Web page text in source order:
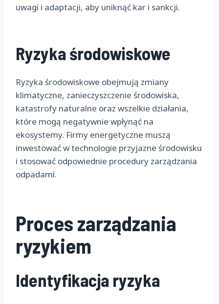
uwagi i adaptacji, aby uniknąć kar i sankcji.
Ryzyka środowiskowe
Ryzyka środowiskowe obejmują zmiany
klimatyczne, zanieczyszczenie środowiska,
katastrofy naturalne oraz wszelkie działania,
które mogą negatywnie wpłynąć na
ekosystemy. Firmy energetyczne muszą
inwestować w technologie przyjazne środowisku
i stosować odpowiednie procedury zarządzania
odpadami.
Proces zarządzania
ryzykiem
Identyfikacja ryzyka